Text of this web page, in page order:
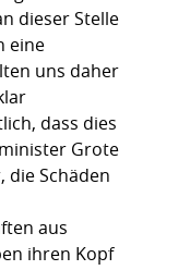
dieser Stelle
eine
uns daher
dass dies
Grote
Schäden
aus
ihren Kopf